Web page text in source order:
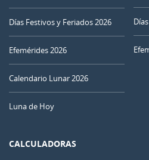
Días Festivos y Feriados 2026
Efemérides 2026
Calendario Lunar 2026
Luna de Hoy
CALCULADORAS